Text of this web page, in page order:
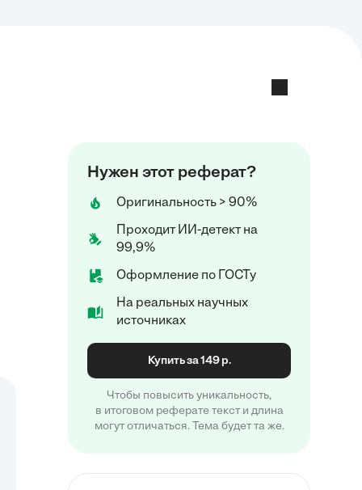
Нужен этот реферат?
Оригинальность > 90%
Проходит ИИ-детект на
99,9%
Оформление по ГОСТу
На реальных научных
источниках
Купить за 149 р.
Чтобы повысить уникальность,
в итоговом реферате текст и длина
могут отличаться. Тема будет та же.